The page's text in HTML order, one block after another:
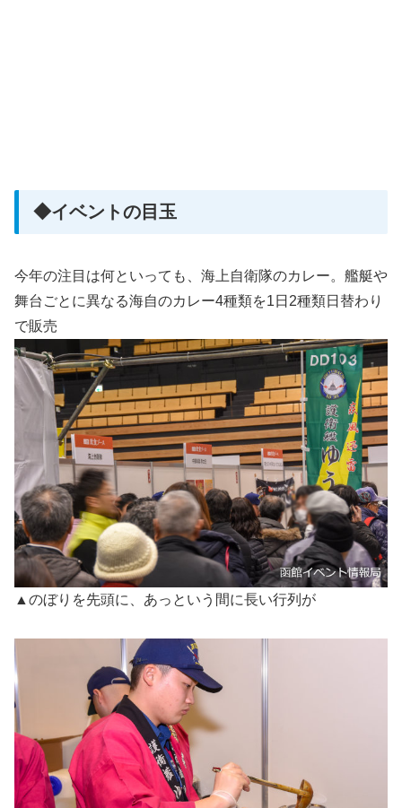
◆イベントの目玉
今年の注目は何といっても、海上自衛隊のカレー。艦艇や
舞台ごとに異なる海自のカレー4種類を1日2種類日替わり
で販売
▲のぼりを先頭に、あっという間に長い行列が